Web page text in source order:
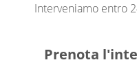
Interveniamo entro
Prenota